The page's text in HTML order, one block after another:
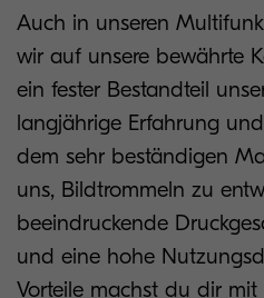
Auch in unseren
wir auf unsere bewährte
ein fester Bestandteil
langjährige Erfahrung
dem sehr beständigen
uns, Bildtrommeln zu
beeindruckende
und eine hohe
Vorteile machst du dir mit